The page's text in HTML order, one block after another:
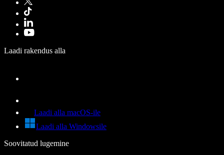
Laadi rakendus alla
Laadi alla macOS-ile
Laadi alla Windowsile
Soovitatud lugemine